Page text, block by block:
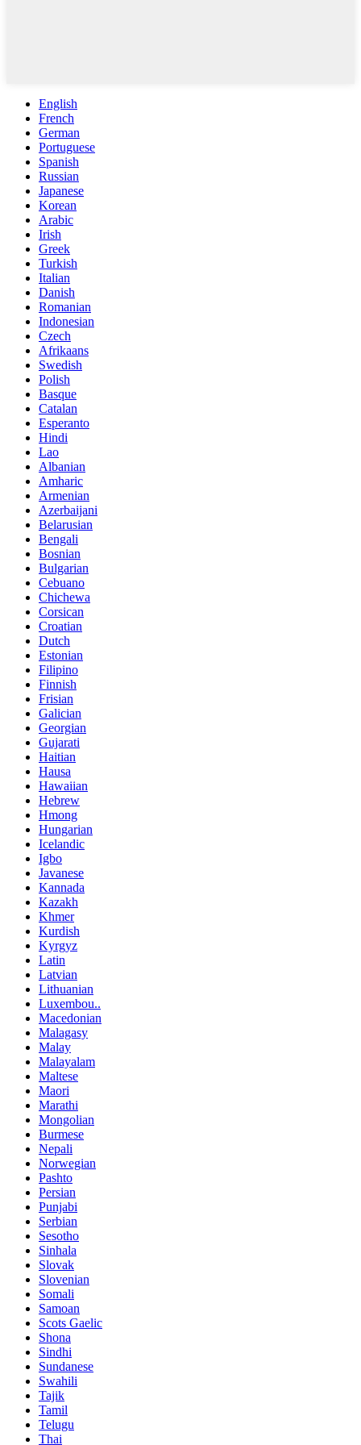
English
French
German
Portuguese
Spanish
Russian
Japanese
Korean
Arabic
Irish
Greek
Turkish
Italian
Danish
Romanian
Indonesian
Czech
Afrikaans
Swedish
Polish
Basque
Catalan
Esperanto
Hindi
Lao
Albanian
Amharic
Armenian
Azerbaijani
Belarusian
Bengali
Bosnian
Bulgarian
Cebuano
Chichewa
Corsican
Croatian
Dutch
Estonian
Filipino
Finnish
Frisian
Galician
Georgian
Gujarati
Haitian
Hausa
Hawaiian
Hebrew
Hmong
Hungarian
Icelandic
Igbo
Javanese
Kannada
Kazakh
Khmer
Kurdish
Kyrgyz
Latin
Latvian
Lithuanian
Luxembou..
Macedonian
Malagasy
Malay
Malayalam
Maltese
Maori
Marathi
Mongolian
Burmese
Nepali
Norwegian
Pashto
Persian
Punjabi
Serbian
Sesotho
Sinhala
Slovak
Slovenian
Somali
Samoan
Scots Gaelic
Shona
Sindhi
Sundanese
Swahili
Tajik
Tamil
Telugu
Thai